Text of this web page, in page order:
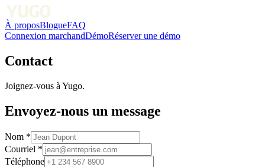
À proposBlogueFAQ
Connexion marchandDémoRéserver une démo
Contact
Joignez-vous à Yugo.
Envoyez-nous un message
Nom *
Courriel *
Téléphone